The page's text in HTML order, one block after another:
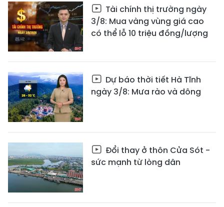
Tài chính thị trường ngày
3/8: Mua vàng vùng giá cao
có thể lỗ 10 triệu đồng/lượng
Dự báo thời tiết Hà Tĩnh
ngày 3/8: Mưa rào và dông
Đổi thay ở thôn Cửa Sót -
sức mạnh từ lòng dân